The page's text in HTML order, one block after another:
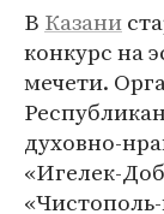
В Казани
конкурс на
мечети.
духовно-
«Игелек-